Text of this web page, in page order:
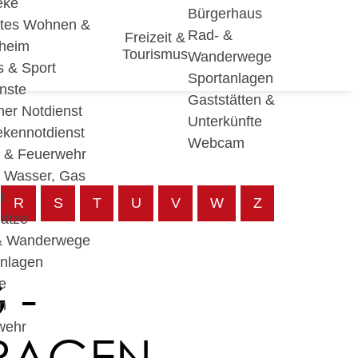
Wohnen &
& Sport
Notdienst
& Feuerwehr
Wasser, Gas
Wanderwege
Freizeit &
Tourismus
Bürgerhaus
Rad- &
Wanderwege
Sportanlagen
Gaststätten &
Unterkünfte
Webcam
R S T U V W Z
-